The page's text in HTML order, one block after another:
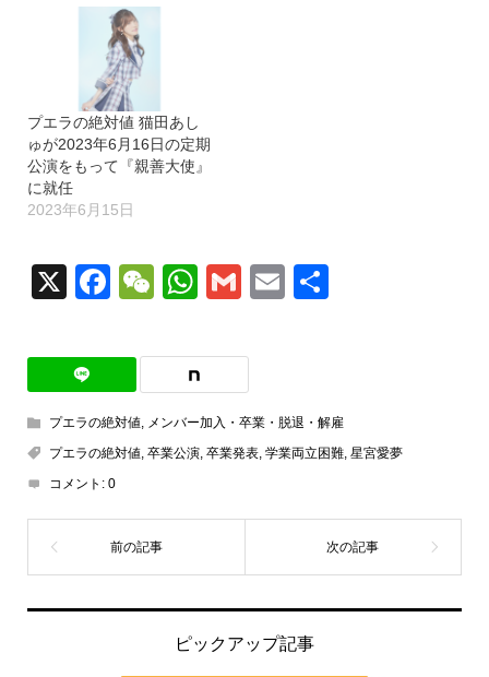
プエラの絶対値 猫田あし
ゅが2023年6月16日の定期
公演をもって『親善大使』
に就任
2023年6月15日
X Facebook
WeChat
WhatsApp
GmailEmail
プエラの絶対値, メンバー加入・卒業・脱退・解雇
プエラの絶対値, 卒業公演, 卒業発表, 学業両立困難, 星宮愛夢
コメント: 0
ピックアップ記事